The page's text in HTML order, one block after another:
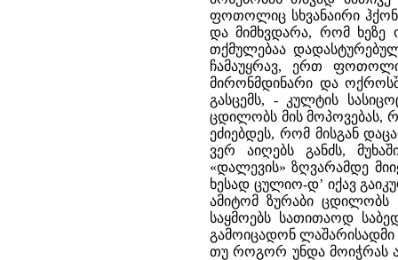
ფოთოლიც სხვანაირი
და მიმხვდარა, რომ ხეზე
თქმულებაა
ჩამაუყრავ, ერთ ფოთოლი
მირონმდინარი და
გასცემს, - კულტის
ცდილობს მის მოპოვებას,
ეძიებდეს, რომ მისგან
ვერ აიღებს განძს,
«დალევის» ზღვარამდე
ხესად ცულიო-დ’ იქავ
ამიტომ ზურაბი ცდილობს
საყმოებს სათითაოდ
გამოიცადონ ლაშარისადმი
თუ როგორ უნდა მოიჭრას